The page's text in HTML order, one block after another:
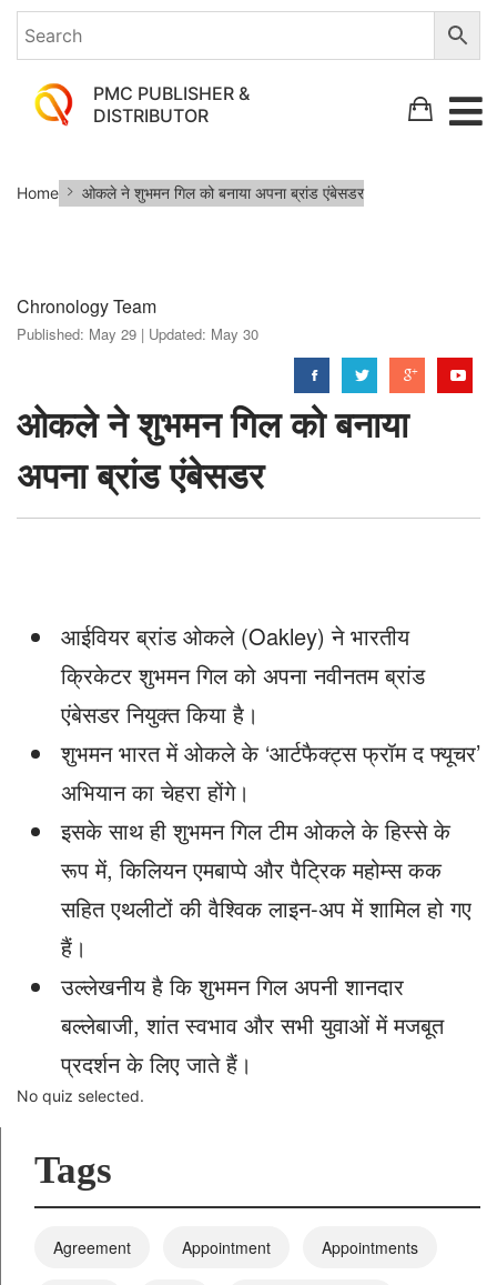
PMC PUBLISHER &
DISTRIBUTOR
ओकले
को
बनाया
ब्रांड
एंबेसडर
Home ओकले ने शुभमन गिल को बनाया अपना ब्रांड एंबेसडर
Chronology Team
Published: May 29 | Updated: May 30
ओकले ने शुभमन गिल को बनाया
अपना ब्रांड एंबेसडर
आईवियर ब्रांड ओकले (Oakley) ने भारतीय
क्रिकेटर शुभमन गिल को अपना नवीनतम ब्रांड
एंबेसडर नियुक्त किया है।
शुभमन भारत में ओकले के ‘आर्टफैक्ट्स फ्रॉम द फ्यूचर’
अभियान का चेहरा होंगे।
इसके साथ ही शुभमन गिल टीम ओकले के हिस्से के
रूप में, किलियन एमबाप्पे और पैट्रिक महोम्स कक
सहित एथलीटों की वैश्विक लाइन-अप में शामिल हो गए
हैं।
उल्लेखनीय है कि शुभमन गिल अपनी शानदार
बल्लेबाजी, शांत स्वभाव और सभी युवाओं में मजबूत
प्रदर्शन के लिए जाते हैं।
No quiz selected.
Tags
Agreement Appointment Appointments